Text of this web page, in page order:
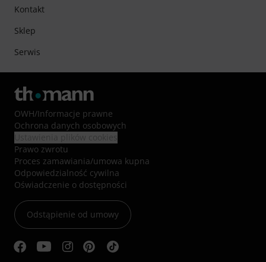
Kontakt
Sklep
Serwis
OWH/Informacje prawne
Ochrona danych osobowych
Prawo zwrotu
Proces zamawiania/umowa kupna
Odpowiedzialność cywilna
Oświadczenie o dostępności
Odstąpienie od umowy